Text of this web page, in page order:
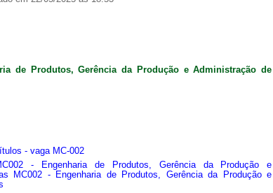
de Produtos, Gerência da Produção e Administração de
- vaga MC-002
- Engenharia de Produtos, Gerência da Produção e
MC002 - Engenharia de Produtos, Gerência da Produção e